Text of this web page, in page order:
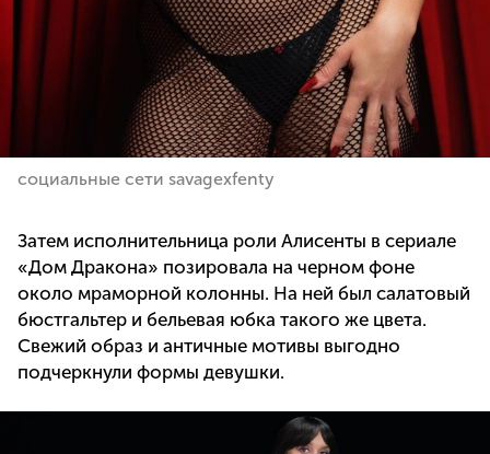
социальные сети savagexfenty
Затем исполнительница роли Алисенты в сериале
«Дом Дракона» позировала на черном фоне
около мраморной колонны. На ней был салатовый
бюстгальтер и бельевая юбка такого же цвета.
Свежий образ и античные мотивы выгодно
подчеркнули формы девушки.